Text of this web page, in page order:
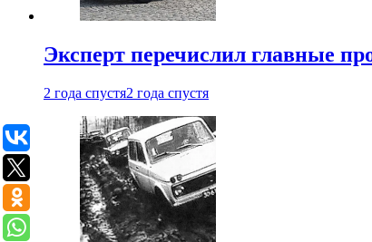
Эксперт перечислил главные
2 года спустя2 года спустя